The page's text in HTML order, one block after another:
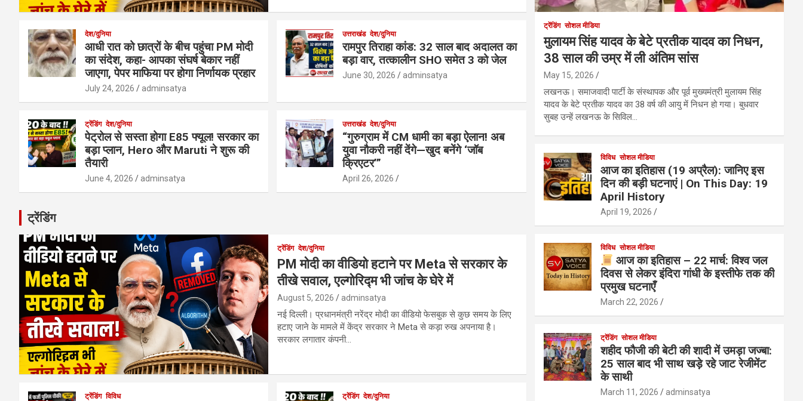
देश/दुनिया
आधी रात को छात्रों के बीच पहुंचा PM मोदी
का संदेश, कहा- आपका संघर्ष बेकार नहीं
जाएगा, पेपर माफिया पर होगा निर्णायक प्रहार
July 24, 2026 adminsatya
उत्तराखंड देश/दुनिया
रामपुर तिराहा कांड: 32 साल बाद अदालत का
बड़ा वार, तत्कालीन SHO समेत 3 को जेल
June 30, 2026 adminsatya
ट्रेंडिंग देश/दुनिया
पेट्रोल से सस्ता होगा E85 फ्यूल! सरकार का
बड़ा प्लान, Hero और Maruti ने शुरू की
तैयारी
June 4, 2026 adminsatya
उत्तराखंड देश/दुनिया
“गुरुग्राम में CM धामी का बड़ा ऐलान! अब
युवा नौकरी नहीं देंगे—खुद बनेंगे ‘जॉब
क्रिएटर’”
April 26, 2026
ट्रेंडिंग
ट्रेंडिंग देश/दुनिया
PM मोदी का वीडियो हटाने पर Meta से सरकार के
तीखे सवाल, एल्गोरिद्म भी जांच के घेरे में
August 5, 2026 adminsatya
नई दिल्ली। प्रधानमंत्री नरेंद्र मोदी का वीडियो फेसबुक से कुछ समय के लिए
हटाए जाने के मामले में केंद्र सरकार ने Meta से कड़ा रुख अपनाया है।
सरकार लगातार कंपनी…
ट्रेंडिंग विविध ट्रेंडिंग देश/दुनिया
ट्रेंडिंग सोशल मीडिया
मुलायम सिंह यादव के बेटे प्रतीक यादव का निधन,
38 साल की उम्र में ली अंतिम सांस
May 15, 2026
लखनऊ। समाजवादी पार्टी के संस्थापक और पूर्व मुख्यमंत्री मुलायम सिंह
यादव के बेटे प्रतीक यादव का 38 वर्ष की आयु में निधन हो गया। बुधवार
सुबह उन्हें लखनऊ के सिविल…
विविध सोशल मीडिया
आज का इतिहास (19 अप्रैल): जानिए इस
दिन की बड़ी घटनाएं | On This Day: 19
April History
April 19, 2026
विविध सोशल मीडिया
आज का इतिहास – 22 मार्च: विश्व जल
दिवस से लेकर इंदिरा गांधी के इस्तीफे तक की
प्रमुख घटनाएँ
March 22, 2026
ट्रेंडिंग सोशल मीडिया
शहीद फौजी की बेटी की शादी में उमड़ा जज्बा:
25 साल बाद भी साथ खड़े रहे जाट रेजीमेंट
के साथी
March 11, 2026 adminsatya